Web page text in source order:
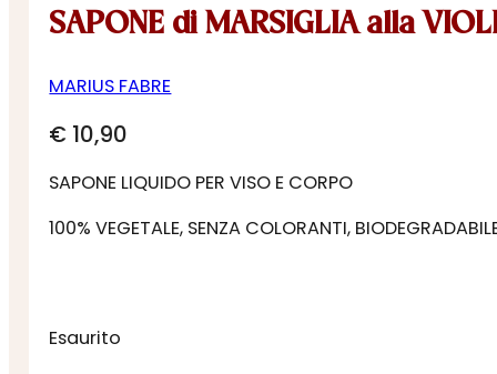
SAPONE di MARSIGLIA alla
MARIUS FABRE
€ 10,90
SAPONE LIQUIDO PER VISO E CORPO
100% VEGETALE, SENZA COLORANTI,
Esaurito